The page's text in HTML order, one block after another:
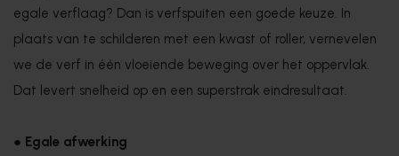
egale verflaag? Dan is verfspuiten een goede keuze. In
plaats van te schilderen met een kwast of roller, vernevelen
we de verf in één vloeiende beweging over het oppervlak.
Dat levert snelheid op en een superstrak eindresultaat.
● Egale afwerking